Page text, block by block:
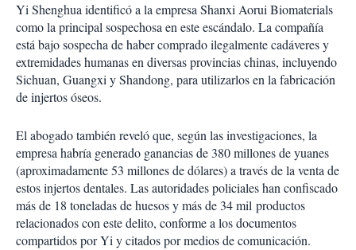
Yi Shenghua identificó a la empresa Shanxi Aorui Biomaterials
como la principal sospechosa en este escándalo. La compañía
está bajo sospecha de haber comprado ilegalmente cadáveres y
extremidades humanas en diversas provincias chinas, incluyendo
Sichuan, Guangxi y Shandong, para utilizarlos en la fabricación
de injertos óseos.
El abogado también reveló que, según las investigaciones, la
empresa habría generado ganancias de 380 millones de yuanes
(aproximadamente 53 millones de dólares) a través de la venta de
estos injertos dentales. Las autoridades policiales han confiscado
más de 18 toneladas de huesos y más de 34 mil productos
relacionados con este delito, conforme a los documentos
compartidos por Yi y citados por medios de comunicación.